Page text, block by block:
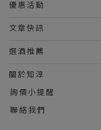
優惠活動
文章快訊
選酒推薦
關於知淳
詢價小提醒
聯絡我們